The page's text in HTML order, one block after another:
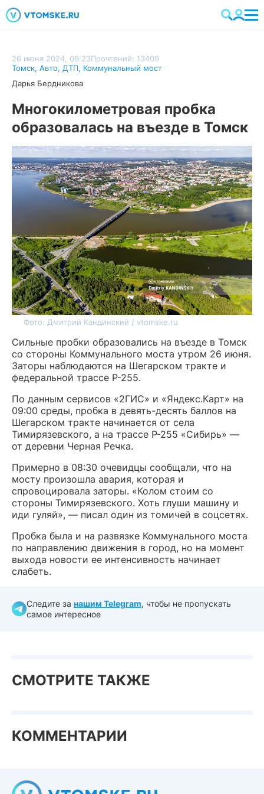
26 июня 2024, 09:23Прочтений: 13409
Томск, Авто, ДТП, Коммунальный мост
Дарья Бердникова
Многокилометровая пробка
образовалась на въезде в Томск
Фото: Дмитрий Кандинский / vtomske.ru
Сильные пробки образовались на въезде в Томск
со стороны Коммунального моста утром 26 июня.
Заторы наблюдаются на Шегарском тракте и
федеральной трассе Р-255.
По данным сервисов «2ГИС» и «Яндекс.Карт» на
09:00 среды, пробка в девять-десять баллов на
Шегарском тракте начинается от села
Тимирязевского, а на трассе Р-255 «Сибирь» —
от деревни Черная Речка.
Примерно в 08:30 очевидцы сообщали, что на
мосту произошла авария, которая и
спровоцировала заторы. «Колом стоим со
стороны Тимирязевского. Хоть глуши машину и
иди гуляй», — писал один из томичей в соцсетях.
Пробка была и на развязке Коммунального моста
по направлению движения в город, но на момент
выхода новости ее интенсивность начинает
слабеть.
Следите за нашим Telegram, чтобы не пропускать
самое интересное
СМОТРИТЕ ТАКЖЕ
КОММЕНТАРИИ